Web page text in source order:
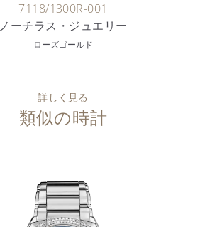
7118/1300R-001
ノーチラス・ジュエリー
ローズゴールド
詳しく見る
類似の時計